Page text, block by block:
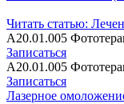
Читать статью:
А20.01.005
Записаться
А20.01.005
Записаться
Лазерное